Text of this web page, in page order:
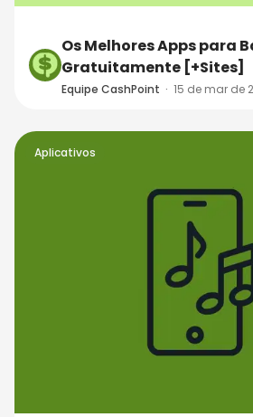
Os Melhores Apps para
Gratuitamente [+Sites]
Equipe CashPoint · 15 de mar de
Aplicativos